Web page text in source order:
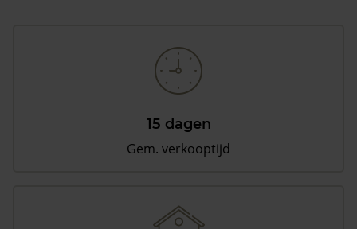
15 dagen
Gem. verkooptijd